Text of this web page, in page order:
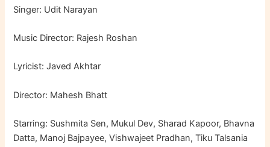
Singer: Udit Narayan
Music Director: Rajesh Roshan
Lyricist: Javed Akhtar
Director: Mahesh Bhatt
Starring: Sushmita Sen, Mukul Dev, Sharad Kapoor, Bhavna
Datta, Manoj Bajpayee, Vishwajeet Pradhan, Tiku Talsania